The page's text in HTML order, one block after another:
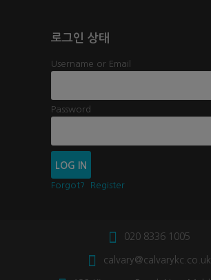
로그인 상태
Username or Email
Password
Forgot? Register
020 8336 1005
calvary@calvarykc.co.uk